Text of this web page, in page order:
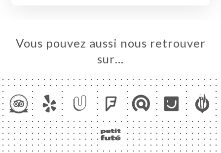
Vous pouvez aussi nous retrouver
sur…